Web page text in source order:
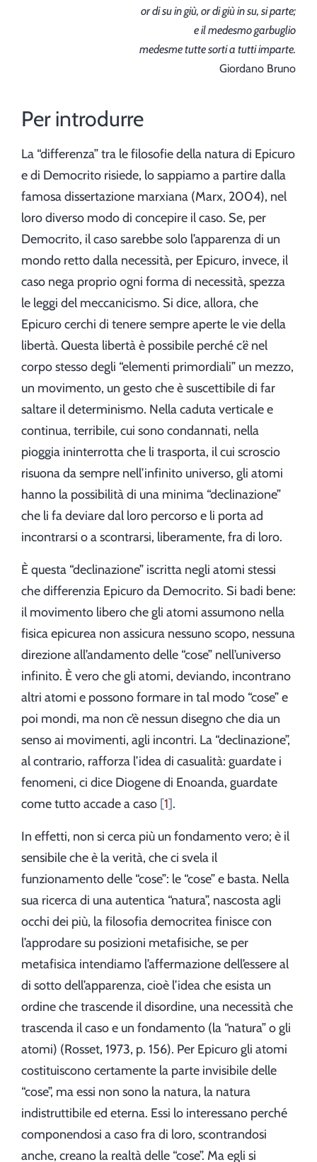
or di su in giù, or di giù in su, si parte;
e il medesmo garbuglio
medesme tutte sorti a tutti imparte.
Giordano Bruno
Per introdurre
La “differenza” tra le filosofie della natura di Epicuro
e di Democrito risiede, lo sappiamo a partire dalla
famosa dissertazione marxiana (Marx, 2004), nel
loro diverso modo di concepire il caso. Se, per
Democrito, il caso sarebbe solo l’apparenza di un
mondo retto dalla necessità, per Epicuro, invece, il
caso nega proprio ogni forma di necessità, spezza
le leggi del meccanicismo. Si dice, allora, che
Epicuro cerchi di tenere sempre aperte le vie della
libertà. Questa libertà è possibile perché c’è nel
corpo stesso degli “elementi primordiali” un mezzo,
un movimento, un gesto che è suscettibile di far
saltare il determinismo. Nella caduta verticale e
continua, terribile, cui sono condannati, nella
pioggia ininterrotta che li trasporta, il cui scroscio
risuona da sempre nell’infinito universo, gli atomi
hanno la possibilità di una minima “declinazione”
che li fa deviare dal loro percorso e li porta ad
incontrarsi o a scontrarsi, liberamente, fra di loro.
È questa “declinazione” iscritta negli atomi stessi
che differenzia Epicuro da Democrito. Si badi bene:
il movimento libero che gli atomi assumono nella
fisica epicurea non assicura nessuno scopo, nessuna
direzione all’andamento delle “cose” nell’universo
infinito. È vero che gli atomi, deviando, incontrano
altri atomi e possono formare in tal modo “cose” e
poi mondi, ma non c’è nessun disegno che dia un
senso ai movimenti, agli incontri. La “declinazione”,
al contrario, rafforza l’idea di casualità: guardate i
fenomeni, ci dice Diogene di Enoanda, guardate
come tutto accade a caso 1 .
In effetti, non si cerca più un fondamento vero; è il
sensibile che è la verità, che ci svela il
funzionamento delle “cose”: le “cose” e basta. Nella
sua ricerca di una autentica “natura”, nascosta agli
occhi dei più, la filosofia democritea finisce con
l’approdare su posizioni metafisiche, se per
metafisica intendiamo l’affermazione dell’essere al
di sotto dell’apparenza, cioè l’idea che esista un
ordine che trascende il disordine, una necessità che
trascenda il caso e un fondamento (la “natura” o gli
atomi) (Rosset, 1973, p. 156). Per Epicuro gli atomi
costituiscono certamente la parte invisibile delle
“cose”, ma essi non sono la natura, la natura
indistruttibile ed eterna. Essi lo interessano perché
componendosi a caso fra di loro, scontrandosi
anche, creano la realtà delle “cose”. Ma egli si